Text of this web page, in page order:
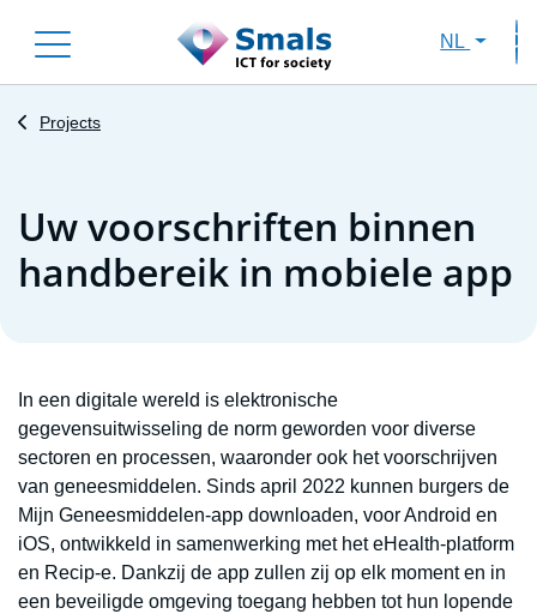
to
main
NL
Projects
Uw voorschriften binnen
handbereik in mobiele app
In een digitale wereld is elektronische
gegevensuitwisseling de norm geworden voor diverse
sectoren en processen, waaronder ook het voorschrijven
van geneesmiddelen. Sinds april 2022 kunnen burgers de
Mijn Geneesmiddelen-app downloaden, voor Android en
iOS, ontwikkeld in samenwerking met het eHealth-platform
en Recip-e. Dankzij de app zullen zij op elk moment en in
een beveiligde omgeving toegang hebben tot hun lopende